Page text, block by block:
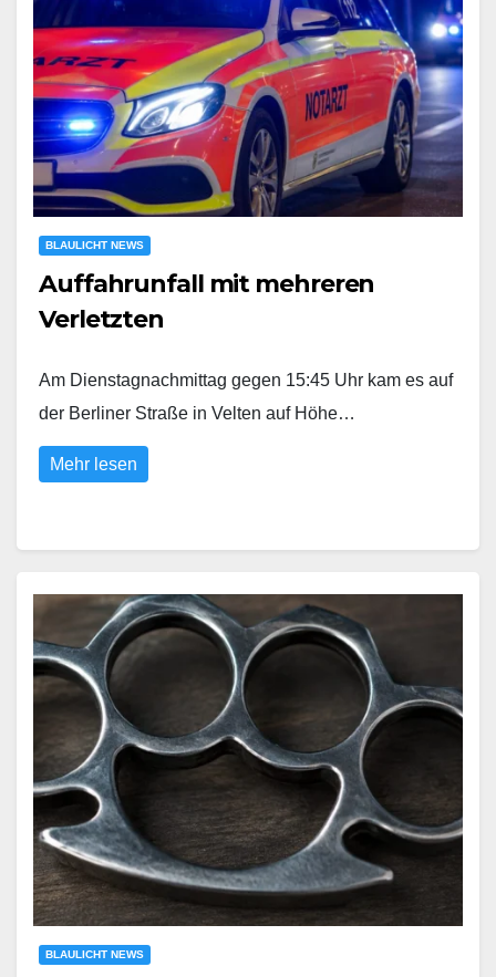
BLAULICHT NEWS
Auffahrunfall mit mehreren
Verletzten
Am Dienstagnachmittag gegen 15:45 Uhr kam es auf
der Berliner Straße in Velten auf Höhe…
Mehr lesen
BLAULICHT NEWS